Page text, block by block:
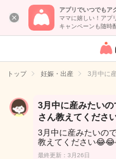
アプリでいつでもア
ママに嬉しい！アプ
キャンペーンも随時
女
イト
トップ 妊娠・出産 3月中に
3月中に産みたい
さん教えてくださ
3月中に産みたいの
教えてください
最終更新：3月26日